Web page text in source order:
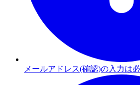
メールアドレス(確認)の入力は